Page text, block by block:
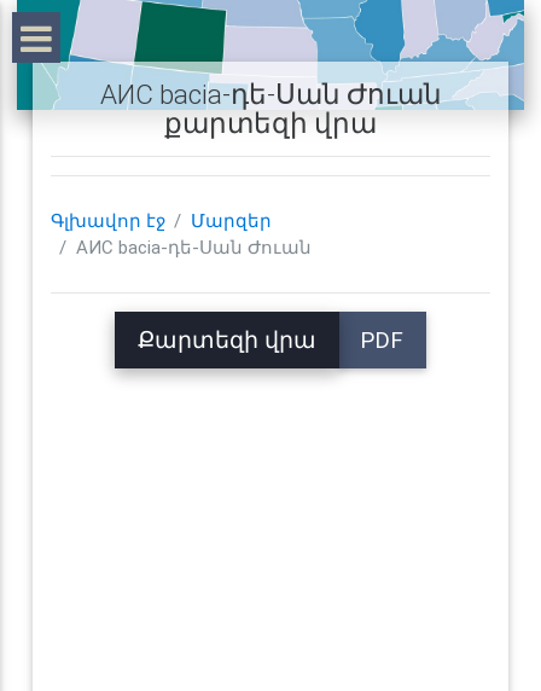
АИС bacia-դե-Սան Ժուան
քարտեզի վրա
Գլխավոր էջ
Մարզեր
АИС bacia-դե-Սան Ժուան
Քարտեզի վրա PDF